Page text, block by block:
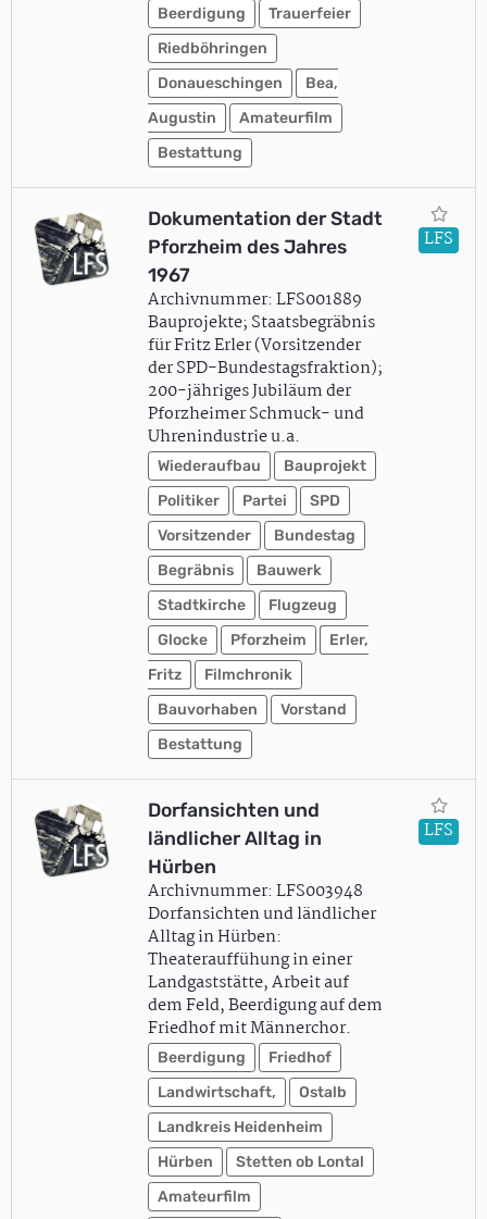
Beerdigung
Trauerfeier
Riedböhringen
Donaueschingen
Bea,
Augustin
Amateurfilm
Bestattung
Dokumentation der Stadt
Pforzheim des Jahres
1967
Archivnummer: LFS001889
Bauprojekte; Staatsbegräbnis
für Fritz Erler (Vorsitzender
der SPD-Bundestagsfraktion);
200-jähriges Jubiläum der
Pforzheimer Schmuck- und
Uhrenindustrie u.a.
Wiederaufbau
Bauprojekt
Politiker
Partei
SPD
Vorsitzender
Bundestag
Begräbnis
Bauwerk
Stadtkirche
Flugzeug
Glocke
Pforzheim
Erler,
Fritz
Filmchronik
Bauvorhaben
Vorstand
Bestattung
LFS
Dorfansichten und
ländlicher Alltag in
Hürben
Archivnummer: LFS003948
Dorfansichten und ländlicher
Alltag in Hürben:
Theaterauffühung in einer
Landgaststätte, Arbeit auf
dem Feld, Beerdigung auf dem
Friedhof mit Männerchor.
Beerdigung
Friedhof
Landwirtschaft,
Ostalb
Landkreis Heidenheim
Hürben
Stetten ob Lontal
Amateurfilm
LFS